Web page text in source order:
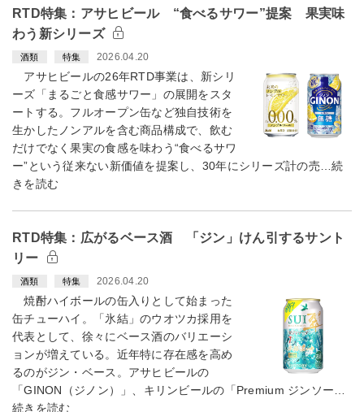
RTD特集：アサヒビール “食べるサワー”提案 果実味
わう新シリーズ
酒類 特集 2026.04.20
アサヒビールの26年RTD事業は、新シリ
ーズ「まるごと食感サワー」の展開をスタ
ートする。フルオープン缶など独自技術を
生かしたノンアルを含む商品構成で、飲む
だけでなく果実の食感を味わう“食べるサワ
ー”という従来ない新価値を提案し、30年にシリーズ計の売…続
きを読む
RTD特集：広がるベース酒 「ジン」けん引するサント
リー
酒類 特集 2026.04.20
焼酎ハイボールの缶入りとして始まった
缶チューハイ。「氷結」のウオツカ採用を
代表として、徐々にベース酒のバリエーシ
ョンが増えている。近年特に存在感を高め
るのがジン・ベース。アサヒビールの
「GINON（ジノン）」、キリンビールの「Premium ジンソー…
続きを読む